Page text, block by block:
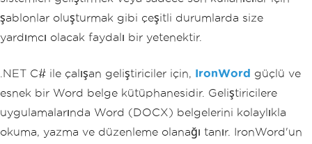
şablonlar oluşturmak gibi çeşitli durumlarda size
yardımcı olacak faydalı bir yetenektir.
.NET C# ile çalışan geliştiriciler için, IronWord güçlü ve
esnek bir Word belge kütüphanesidir. Geliştiricilere
uygulamalarında Word (DOCX) belgelerini kolaylıkla
okuma, yazma ve düzenleme olanağı tanır. IronWord'un